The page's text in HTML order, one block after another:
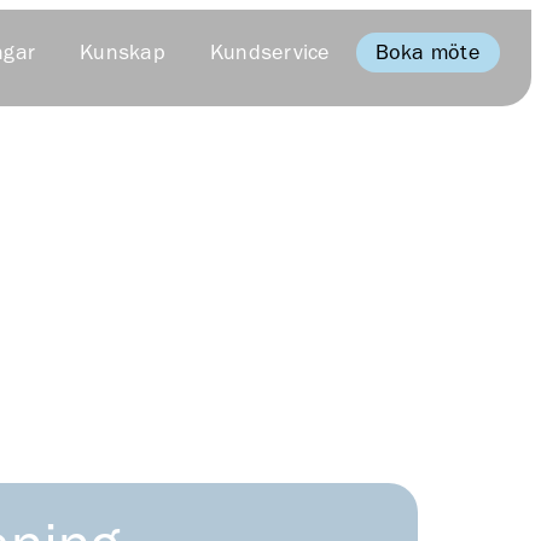
Kunskap Kundservice Boka möte